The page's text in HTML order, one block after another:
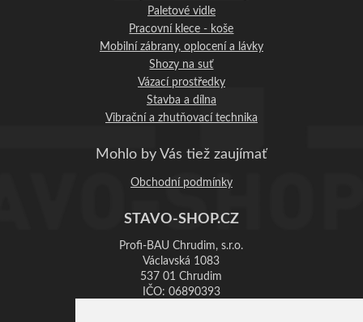
Paletové vidle
Pracovní klece - koše
Mobilní zábrany, oplocení a lávky
Shozy na suť
Vázací prostředky
Stavba a dílna
Vibrační a zhutňovací technika
Mohlo by Vás tiež zaujímať
Obchodní podmínky
STAVO-SHOP.CZ
Profi-BAU Chrudim, s.r.o.
Václavská 1083
537 01 Chrudim
IČO: 06890393